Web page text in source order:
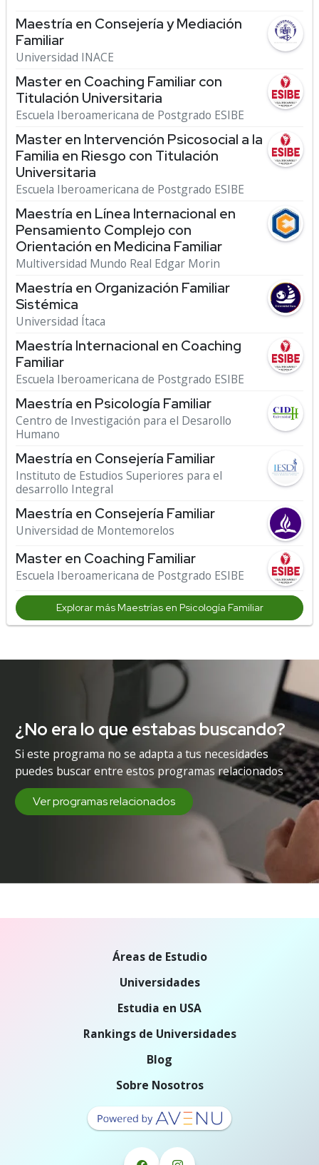
Maestría en Consejería y Mediación
Familiar
Universidad INACE
Master en Coaching Familiar con
Titulación Universitaria
Escuela Iberoamericana de Postgrado ESIBE
Master en Intervención Psicosocial a la
Familia en Riesgo con Titulación
Universitaria
Escuela Iberoamericana de Postgrado ESIBE
Maestría en Línea Internacional en
Pensamiento Complejo con
Orientación en Medicina Familiar
Multiversidad Mundo Real Edgar Morin
Maestría en Organización Familiar
Sistémica
Universidad Ítaca
Maestría Internacional en Coaching
Familiar
Escuela Iberoamericana de Postgrado ESIBE
Maestría en Psicología Familiar
Centro de Investigación para el Desarollo
Humano
Maestría en Consejería Familiar
Instituto de Estudios Superiores para el
desarrollo Integral
Maestría en Consejería Familiar
Universidad de Montemorelos
Master en Coaching Familiar
Escuela Iberoamericana de Postgrado ESIBE
Explorar más Maestrías en Psicología Familiar
¿No era lo que estabas buscando?
Si este programa no se adapta a tus necesidades
puedes buscar entre estos programas relacionados
Ver programas relacionados
Áreas de Estudio
Universidades
Estudia en USA
Rankings de Universidades
Blog
Sobre Nosotros